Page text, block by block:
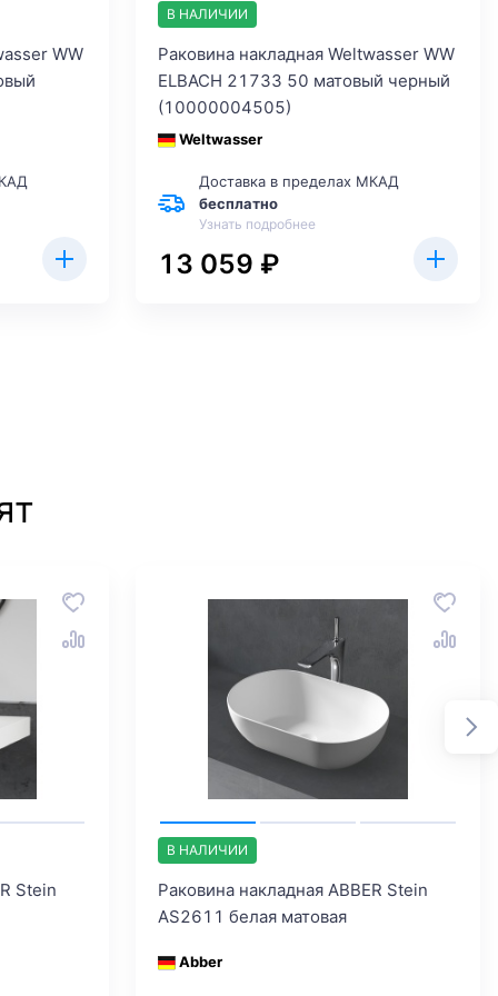
WW
В НАЛИЧИИ
Раковина накладная Weltwasser WW
ELBACH 21733 50 матовый черный
(10000004505)
Weltwasser
Доставка в пределах МКАД
бесплатно
Узнать подробнее
13 059 ₽
Stein
В НАЛИЧИИ
Раковина накладная ABBER Stein
AS2611 белая матовая
Abber